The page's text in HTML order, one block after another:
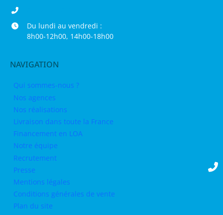
Du lundi au vendredi :
8h00-12h00, 14h00-18h00
NAVIGATION
Qui sommes-nous ?
Nos agences
Nos réalisations
Livraison dans toute la France
Financement en LOA
Notre équipe
Recrutement
Presse
Mentions légales
Conditions générales de vente
Plan du site